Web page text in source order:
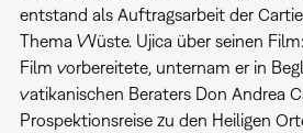
entstand als Auftragsarbeit der
Thema Wüste. Ujica über seinen
Film vorbereitete, unternam er in
vatikanischen Beraters Don Andrea
Prospektionsreise zu den Heiligen